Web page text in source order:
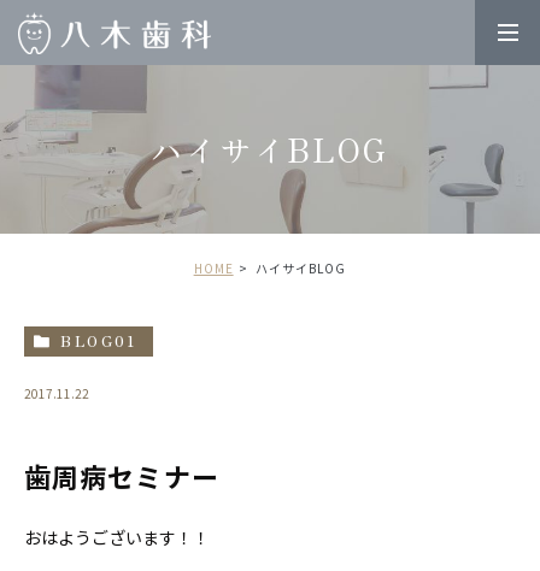
ハイサイBLOG
HOME ハイサイBLOG
BLOG01
2017.11.22
歯周病セミナー
おはようございます！！